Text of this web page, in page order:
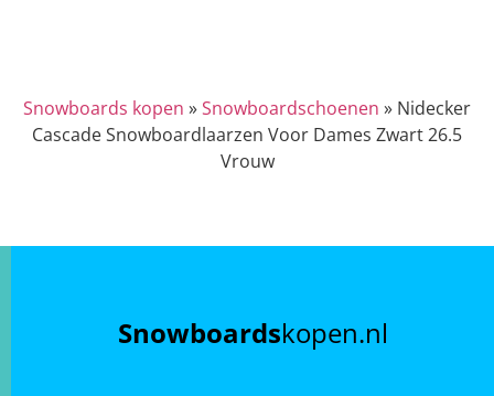
Snowboards kopen »Snowboardschoenen » Nidecker
Cascade Snowboardlaarzen Voor Dames Zwart 26.5
Vrouw
Snowboardskopen.nl